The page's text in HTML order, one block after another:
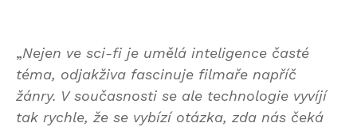
„Nejen ve sci-fi je umělá inteligence časté
téma, odjakživa fascinuje filmaře napříč
žánry. V současnosti se ale technologie vyvíjí
tak rychle, že se vybízí otázka, zda nás čeká